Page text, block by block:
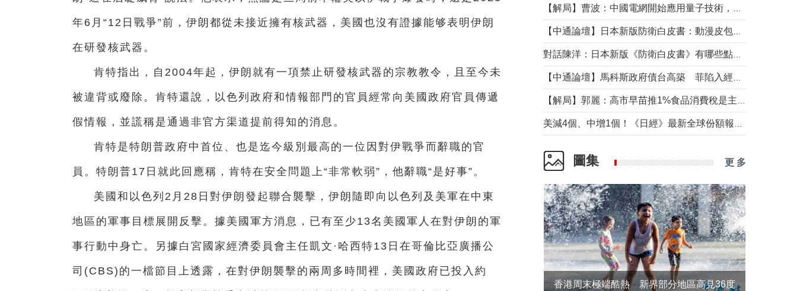
年6月“12日戰爭”前，伊朗都從未接近擁有核武器，美國也沒有證據能够表明伊朗
在研發核武器。
肯特指出，自2004年起，伊朗就有一項禁止研發核武器的宗教教令，且至今未
被違背或廢除。肯特還說，以色列政府和情報部門的官員經常向美國政府官員傳遞
假情報，並謊稱是通過非官方渠道提前得知的消息。
肯特是特朗普政府中首位、也是迄今級別最高的一位因對伊戰爭而辭職的官
員。特朗普17日就此回應稱，肯特在安全問題上“非常軟弱”，他辭職“是好事”。
美國和以色列2月28日對伊朗發起聯合襲擊，伊朗隨即向以色列及美軍在中東
地區的軍事目標展開反擊。據美國軍方消息，已有至少13名美國軍人在對伊朗的軍
事行動中身亡。另據白宮國家經濟委員會主任凱文·哈西特13日在哥倫比亞廣播公
司(CBS)的一檔節目上透露，在對伊朗襲擊的兩周多時間裡，美國政府已投入約
圖集 更 多
香港周末極端酷熱 新界部分地區高見36度